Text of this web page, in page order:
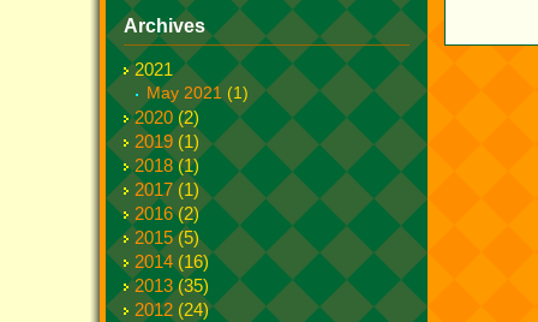
Archives
2021
May 2021 (1)
2020 (2)
2019 (1)
2018(1)
2017(1)
2016(2)
2015(5)
2014 (16)
2013(35)
2012 (24)